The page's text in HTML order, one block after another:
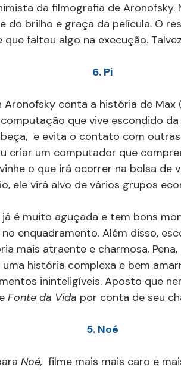
da filmografia de Aronofsky.
do brilho e graça da película. O
faltou algo na execução.
6. Pi
Aronofsky conta a história de Max
que vive escondido da
e evita o contato com outras
criar um computador que
o que irá ocorrer na bolsa de
ele virá alvo de vários grupos
é muito aguçada e tem bons
enquadramento. Além disso,
mais atraente e charmosa.
uma história complexa e bem
ininteligíveis. Aposto que
Fonte da Vida por conta de seu
5. Noé
Noé, filme mais mais caro e